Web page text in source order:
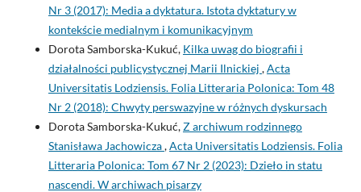
Nr 3 (2017): Media a dyktatura. Istota dyktatury w
kontekście medialnym i komunikacyjnym
Dorota Samborska-Kukuć, Kilka uwag do biografii i
działalności publicystycznej Marii Ilnickiej ,Acta
Universitatis Lodziensis. Folia Litteraria Polonica: Tom 48
Nr 2 (2018): Chwyty perswazyjne w różnych dyskursach
Dorota Samborska-Kukuć,Z archiwum rodzinnego
Stanisława Jachowicza,Acta Universitatis Lodziensis. Folia
Litteraria Polonica: Tom 67 Nr 2 (2023): Dzieło in statu
nascendi. W archiwach pisarzy